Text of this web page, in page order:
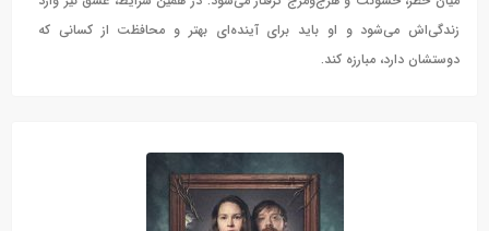
زندگی‌اش می‌شود و او باید برای آینده‌ای بهتر و محافظت از کسانی که
دوستشان دارد، مبارزه کند.